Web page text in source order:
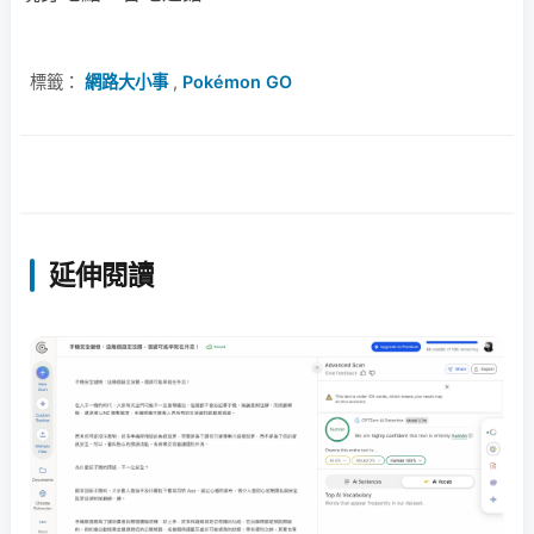
標籤： 網路大小事, Pokémon GO
延伸閱讀